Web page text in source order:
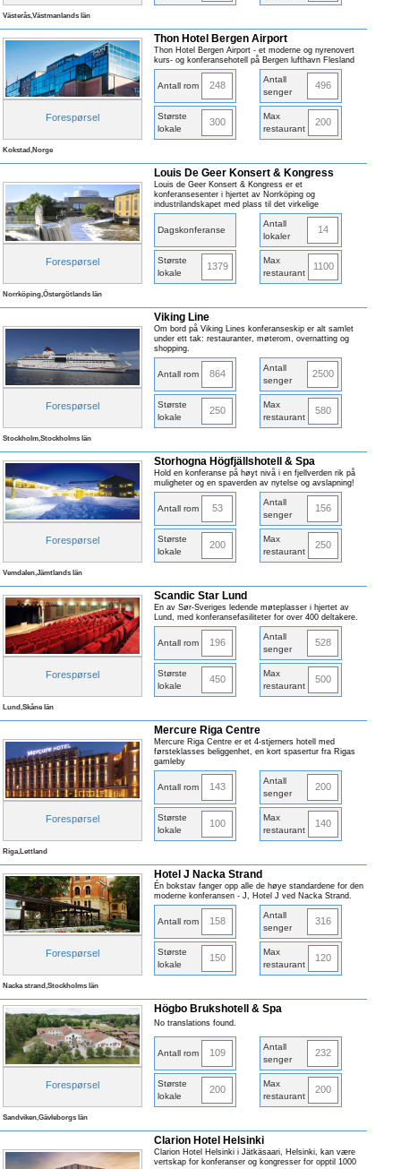
Västerås,Västmanlands län
Forespørsel
Thon Hotel Bergen Airport
Thon Hotel Bergen Airport - et moderne og nyrenovert
kurs- og konferansehotell på Bergen lufthavn Flesland
Antall rom 248
Antall
senger
496
Største
lokale
300
Max
restaurant
200
Kokstad,Norge
Forespørsel
Louis De Geer Konsert & Kongress
Louis de Geer Konsert & Kongress er et
konferansesenter i hjertet av Norrköping og
industrilandskapet med plass til det virkelige
Dagskonferanse
Antall
lokaler
14
Største
lokale
1379
Max
restaurant
1100
Norrköping,Östergötlands län
Forespørsel
Viking Line
Om bord på Viking Lines konferanseskip er alt samlet
under ett tak: restauranter, møterom, overnatting og
shopping.
Antall rom 864
Antall
senger
2500
Største
lokale
250
Max
restaurant
580
Stockholm,Stockholms län
Forespørsel
Storhogna Högfjällshotell & Spa
Hold en konferanse på høyt nivå i en fjellverden rik på
muligheter og en spaverden av nytelse og avslapning!
Antall rom 53
Antall
senger
156
Største
lokale
200
Max
restaurant
250
Vemdalen,Jämtlands län
Forespørsel
Scandic Star Lund
En av Sør-Sveriges ledende møteplasser i hjertet av
Lund, med konferansefasiliteter for over 400 deltakere.
Antall rom 196
Antall
senger
528
Største
lokale
450
Max
restaurant
500
Lund,Skåne län
Forespørsel
Mercure Riga Centre
Mercure Riga Centre er et 4-stjerners hotell med
førsteklasses beliggenhet, en kort spasertur fra Rigas
gamleby
Antall rom 143
Antall
senger
200
Største
lokale
100
Max
restaurant
140
Riga,Lettland
Forespørsel
Hotel J Nacka Strand
Én bokstav fanger opp alle de høye standardene for den
moderne konferansen - J, Hotel J ved Nacka Strand.
Antall rom 158
Antall
senger
316
Største
lokale
150
Max
restaurant
120
Nacka strand,Stockholms län
Forespørsel
Högbo Brukshotell & Spa
No translations found.
Antall rom 109
Antall
senger
232
Største
lokale
200
Max
restaurant
200
Sandviken,Gävleborgs län
Clarion Hotel Helsinki
Clarion Hotel Helsinki i Jätkäsaari, Helsinki, kan være
vertskap for konferanser og kongresser for opptil 1000